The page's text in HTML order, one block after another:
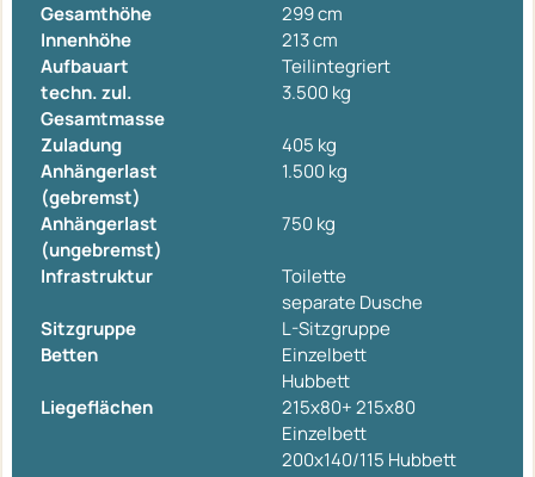
Gesamthöhe
299 cm
Innenhöhe
213 cm
Aufbauart
Teilintegriert
techn. zul.
Gesamtmasse
3.500 kg
Zuladung
405 kg
Anhängerlast
(gebremst)
1.500 kg
Anhängerlast
(ungebremst)
750 kg
Infrastruktur
Toilette
separate Dusche
Sitzgruppe
L-Sitzgruppe
Betten
Einzelbett
Hubbett
Liegeflächen
215x80+ 215x80
Einzelbett
200x140/115 Hubbett